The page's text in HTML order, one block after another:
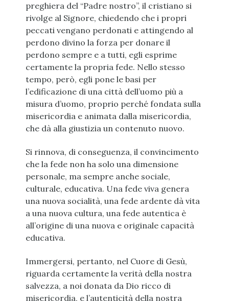
preghiera del “Padre nostro”, il cristiano si
rivolge al Signore, chiedendo che i propri
peccati vengano perdonati e attingendo al
perdono divino la forza per donare il
perdono sempre e a tutti, egli esprime
certamente la propria fede. Nello stesso
tempo, però, egli pone le basi per
l’edificazione di una città dell’uomo più a
misura d’uomo, proprio perché fondata sulla
misericordia e animata dalla misericordia,
che dà alla giustizia un contenuto nuovo.
Si rinnova, di conseguenza, il convincimento
che la fede non ha solo una dimensione
personale, ma sempre anche sociale,
culturale, educativa. Una fede viva genera
una nuova socialità, una fede ardente dà vita
a una nuova cultura, una fede autentica è
all’origine di una nuova e originale capacità
educativa.
Immergersi, pertanto, nel Cuore di Gesù,
riguarda certamente la verità della nostra
salvezza, a noi donata da Dio ricco di
misericordia, e l’autenticità della nostra